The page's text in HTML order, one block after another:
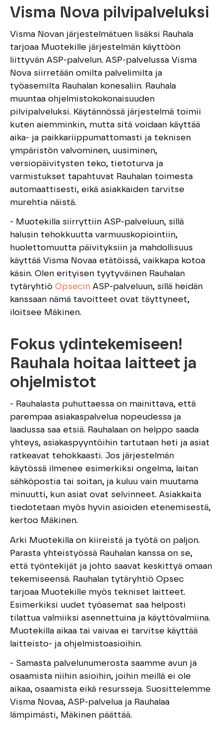
Visma Nova pilvipalveluksi
Visma Novan järjestelmätuen lisäksi Rauhala
tarjoaa Muotekille järjestelmän käyttöön
liittyvän ASP-palvelun. ASP-palvelussa Visma
Nova siirretään omilta palvelimilta ja
työasemilta Rauhalan konesaliin. Rauhala
muuntaa ohjelmistokokonaisuuden
pilvipalveluksi. Käytännössä järjestelmä toimii
kuten aiemminkin, mutta sitä voidaan käyttää
aika- ja paikkariippumattomasti ja teknisen
ympäristön valvominen, uusiminen,
versiopäivitysten teko, tietoturva ja
varmistukset tapahtuvat Rauhalan toimesta
automaattisesti, eikä asiakkaiden tarvitse
murehtia näistä.
- Muotekilla siirryttiin ASP-palveluun, sillä
halusin tehokkuutta varmuuskopiointiin,
huolettomuutta päivityksiin ja mahdollisuus
käyttää Visma Novaa etätöissä, vaikkapa kotoa
käsin. Olen erityisen tyytyväinen Rauhalan
tytäryhtiö Opsecin ASP-palveluun, sillä heidän
kanssaan nämä tavoitteet ovat täyttyneet,
iloitsee Mäkinen.
Fokus ydintekemiseen!
Rauhala hoitaa laitteet ja
ohjelmistot
- Rauhalasta puhuttaessa on mainittava, että
parempaa asiakaspalvelua nopeudessa ja
laadussa saa etsiä. Rauhalaan on helppo saada
yhteys, asiakaspyyntöihin tartutaan heti ja asiat
ratkeavat tehokkaasti. Jos järjestelmän
käytössä ilmenee esimerkiksi ongelma, laitan
sähköpostia tai soitan, ja kuluu vain muutama
minuutti, kun asiat ovat selvinneet. Asiakkaita
tiedotetaan myös hyvin asioiden etenemisestä,
kertoo Mäkinen.
Arki Muotekilla on kiireistä ja työtä on paljon.
Parasta yhteistyössä Rauhalan kanssa on se,
että työntekijät ja johto saavat keskittyä omaan
tekemiseensä. Rauhalan tytäryhtiö Opsec
tarjoaa Muotekille myös tekniset laitteet.
Esimerkiksi uudet työasemat saa helposti
tilattua valmiiksi asennettuina ja käyttövalmiina.
Muotekilla aikaa tai vaivaa ei tarvitse käyttää
laitteisto- ja ohjelmistoasioihin.
- Samasta palvelunumerosta saamme avun ja
osaamista niihin asioihin, joihin meillä ei ole
aikaa, osaamista eikä resursseja. Suosittelemme
Visma Novaa, ASP-palvelua ja Rauhalaa
lämpimästi, Mäkinen päättää.